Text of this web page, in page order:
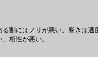
割にはノリが悪い。響きは適
相性が悪い。